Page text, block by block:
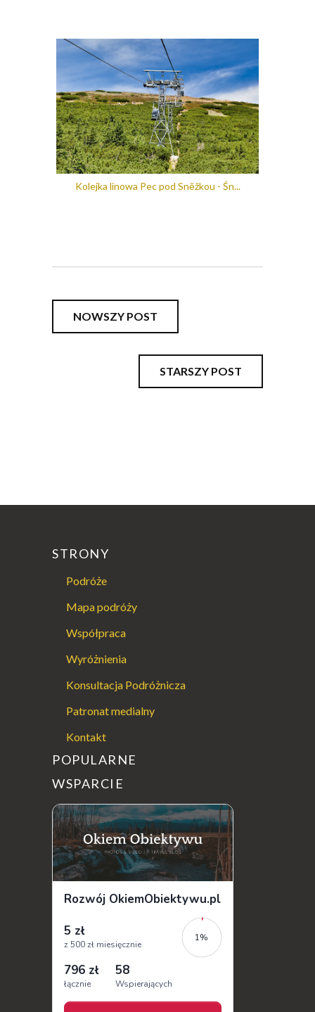
Kolejka linowa Pec pod Sněžkou - Śn...
NOWSZY POST
STARSZY POST
STRONY
Podróże
Mapa podróży
Współpraca
Wyróżnienia
Konsultacja Podróżnicza
Patronat medialny
Kontakt
POPULARNE
WSPARCIE